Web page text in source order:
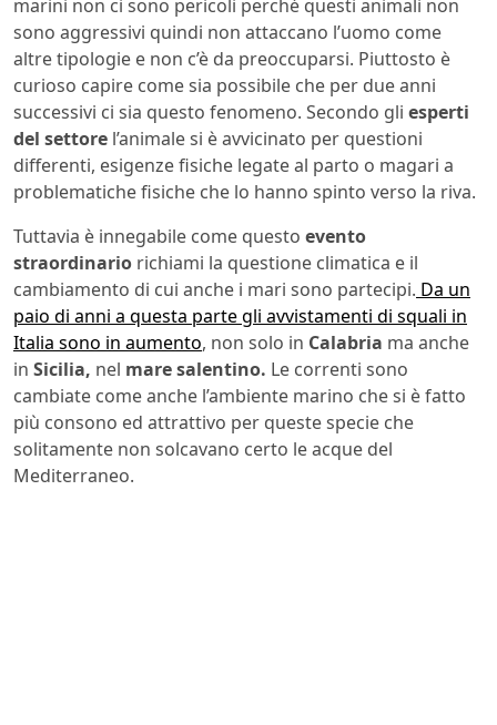
marini non ci sono pericoli perché questi animali non
sono aggressivi quindi non attaccano l’uomo come
altre tipologie e non c’è da preoccuparsi. Piuttosto è
curioso capire come sia possibile che per due anni
successivi ci sia questo fenomeno. Secondo gli esperti
del settore l’animale si è avvicinato per questioni
differenti, esigenze fisiche legate al parto o magari a
problematiche fisiche che lo hanno spinto verso la riva.
Tuttavia è innegabile come questo evento
straordinario richiami la questione climatica e il
cambiamento di cui anche i mari sono partecipi. Da un
paio di anni a questa parte gli avvistamenti di squali in
Italia sono in aumento, non solo in Calabria ma anche
in Sicilia, nel mare salentino. Le correnti sono
cambiate come anche l’ambiente marino che si è fatto
più consono ed attrattivo per queste specie che
solitamente non solcavano certo le acque del
Mediterraneo.